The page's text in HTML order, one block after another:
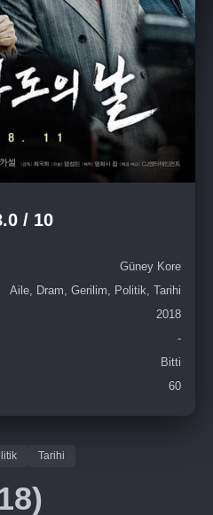
/ 10
Güney Kore
Aile, Dram, Gerilim, Politik, Tarihi
2018
-
Bitti
60
Tarihi